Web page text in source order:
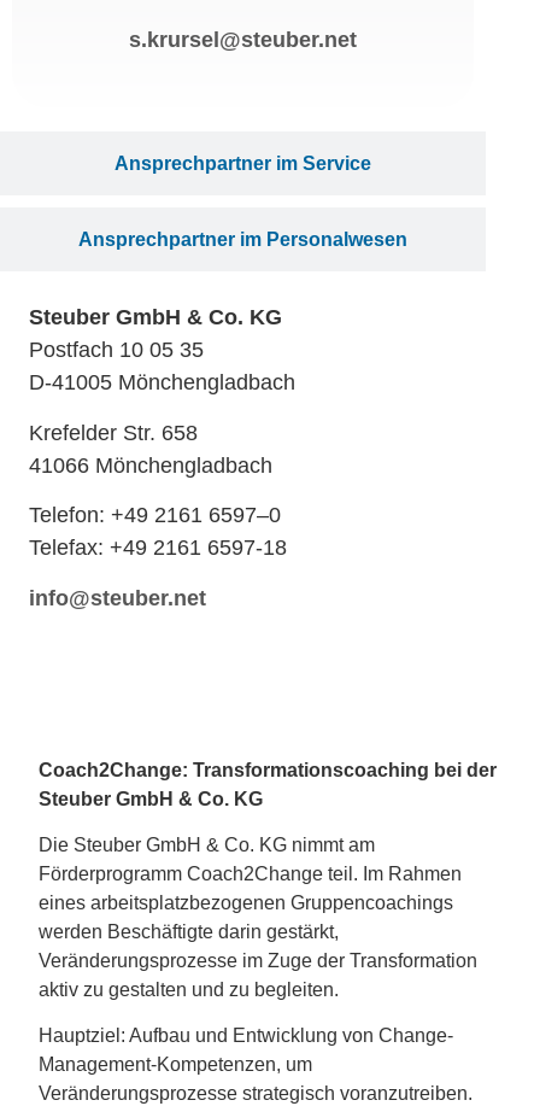
Ansprechpartner im Service
Ansprechpartner im Personalwesen
s.krursel@steuber.net
Steuber GmbH & Co. KG
Postfach 10 05 35
D-41005 Mönchengladbach
Krefelder Str. 658
41066 Mönchengladbach
Telefon: +49 2161 6597–0
Telefax: +49 2161 6597-18
info@steuber.net
Coach2Change: Transformationscoaching bei der
Steuber GmbH & Co. KG
Die Steuber GmbH & Co. KG nimmt am
Förderprogramm Coach2Change teil. Im Rahmen
eines arbeitsplatzbezogenen Gruppencoachings
werden Beschäftigte darin gestärkt,
Veränderungsprozesse im Zuge der Transformation
aktiv zu gestalten und zu begleiten.
Hauptziel: Aufbau und Entwicklung von Change-
Management-Kompetenzen, um
Veränderungsprozesse strategisch voranzutreiben.